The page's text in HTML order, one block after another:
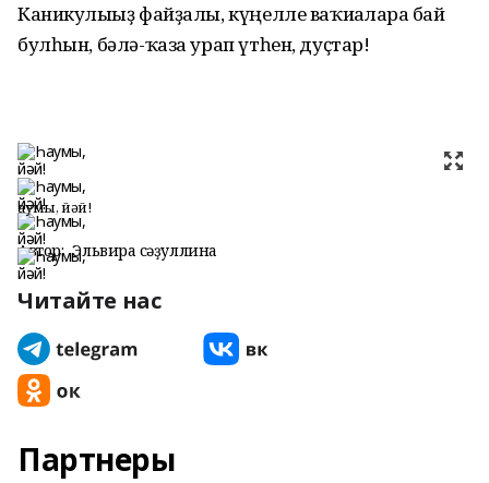
Каникулығыҙ файҙалы, күңелле ваҡиғаларға бай
булһын, бәлә-ҡаза урап үтһен, дуҫтар!
Һаумы, йәй!
Автор: Эльвира Әсәҙуллина
Читайте нас
Партнеры